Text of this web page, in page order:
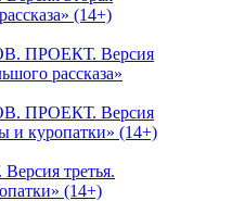
(14+)
ПРОЕКТ. Версия
рассказа»
ПРОЕКТ. Версия
и куропатки» (14+)
третья.
(14+)